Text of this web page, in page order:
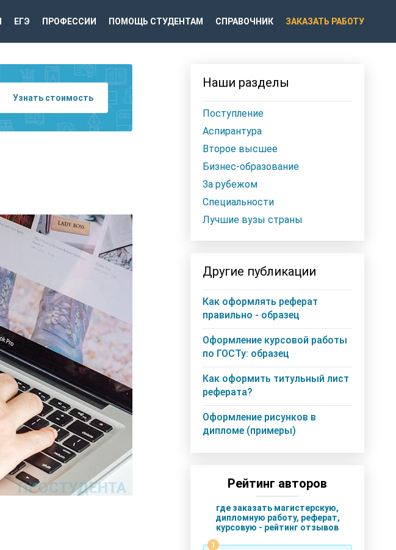
ЕГЭ ПРОФЕССИИ ПОМОЩЬ СТУДЕНТАМ СПРАВОЧНИК ЗАКАЗАТЬ РАБОТУ
Узнать стоимость
Наши разделы
Поступление
Аспирантура
Второе высшее
Бизнес-образование
За рубежом
Специальности
Лучшие вузы страны
Другие публикации
Как оформлять реферат
правильно - образец
Оформление курсовой работы
по ГОСТу: образец
Как оформить титульный лист
реферата?
Оформление рисунков в
дипломе (примеры)
Рейтинг авторов
где заказать магистерскую,
дипломную работу, реферат,
курсовую - рейтинг отзывов